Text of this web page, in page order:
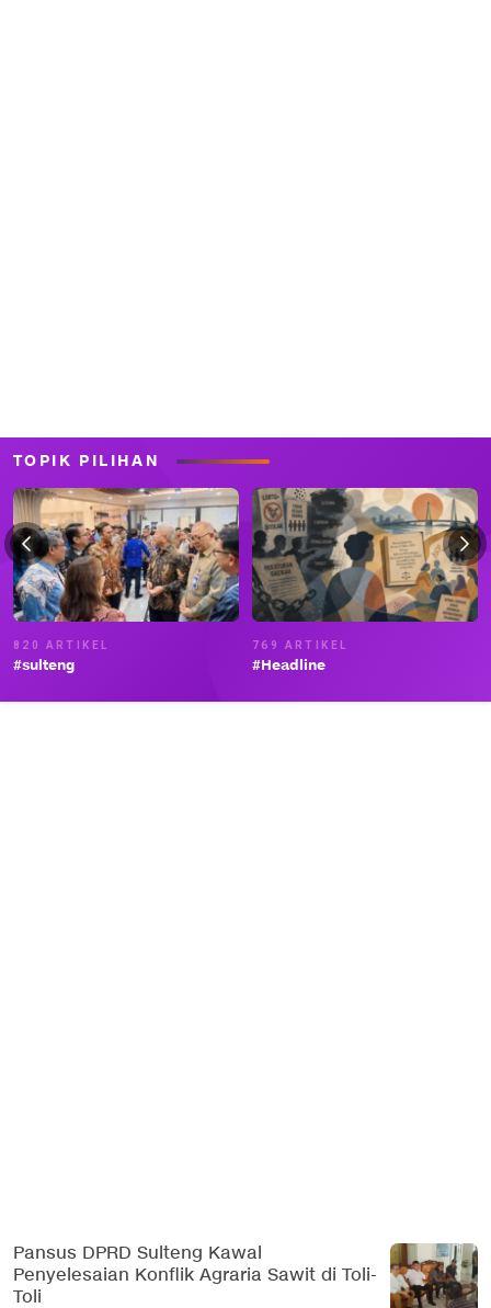
TOPIK PILIHAN
820 ARTIKEL
#sulteng
769 ARTIKEL
#Headline
Pansus DPRD Sulteng Kawal
Penyelesaian Konflik Agraria Sawit di Toli-
Toli